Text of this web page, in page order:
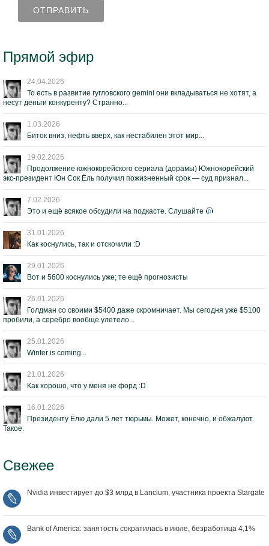
Прямой эфир
24.04.2026
То есть в развитие гугловского gemini они вкладываться не хотят, а
несут деньги конкуренту? Странно...
1.03.2026
Биток вниз, нефть вверх, как нестабилен этот мир...
19.02.2026
Продолжение южнокорейского сериала (дорамы) Южнокорейский
экс-президент Юн Сок Ёль получил пожизненный срок — суд признал...
7.02.2026
Это и ещё всякое обсудили на подкасте. Слушайте
31.01.2026
Как коснулись, так и отскочили :D
29.01.2026
Вот и 5600 коснулись уже; те ещё прогнозисты
26.01.2026
Голдман со своими $5400 даже скромничает. Мы сегодня уже $5100
пробили, а серебро вообще улетело...
25.01.2026
Winter is coming...
21.01.2026
Как хорошо, что у меня не форд :D
16.01.2026
Президенту Ёлю дали 5 лет тюрьмы. Может, конечно, и обжалуют.
Такое.
Свежее
Nvidia инвестирует до $3 млрд в Lancium, участника проекта Stargate
Bank of America: занятость сократилась в июле, безработица 4,1%